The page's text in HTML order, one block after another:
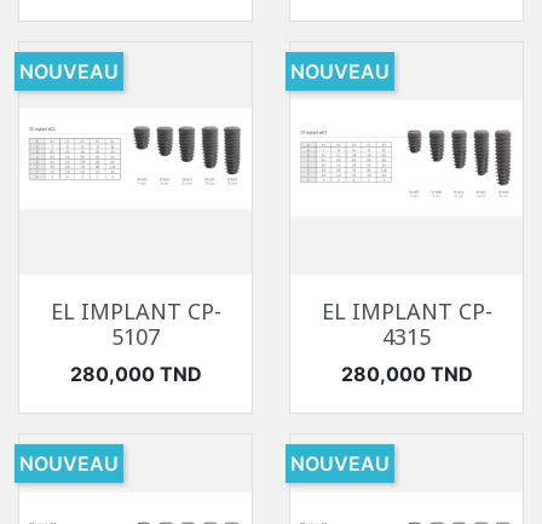
EL IMPLANT CP-
5107
Prix
280,000 TND
NOUVEAU
EL IMPLANT CP-
4315
Prix
280,000 TND
NOUVEAU
NOUVEAU NOUVEAU